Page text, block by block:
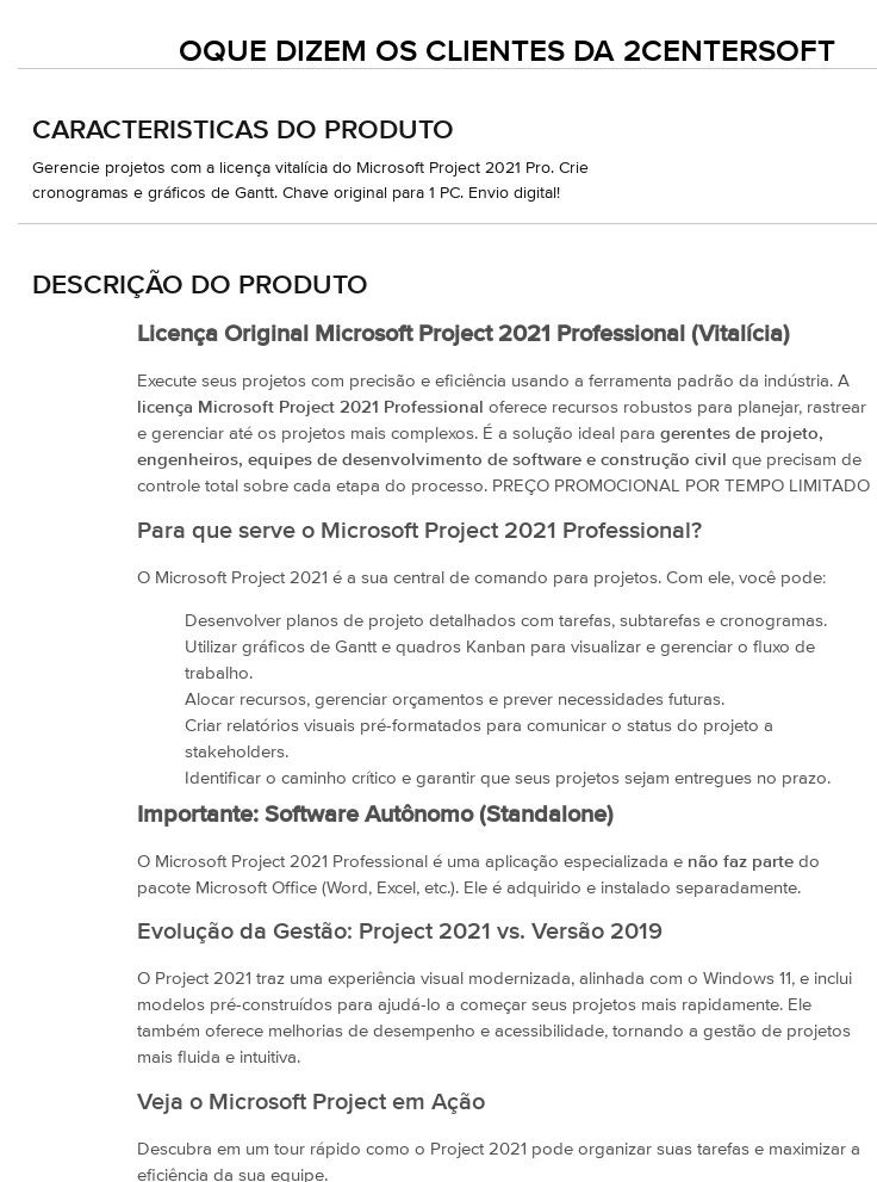
OQUE DIZEM OS CLIENTES DA 2CENTERSOFT
CARACTERISTICAS DO PRODUTO
Gerencie projetos com a licença vitalícia do Microsoft Project 2021 Pro. Crie
cronogramas e gráficos de Gantt. Chave original para 1 PC. Envio digital!
DESCRIÇÃO DO PRODUTO
Licença Original Microsoft Project 2021 Professional (Vitalícia)
Execute seus projetos com precisão e eficiência usando a ferramenta padrão da indústria. A
licença Microsoft Project 2021 Professional oferece recursos robustos para planejar, rastrear
e gerenciar até os projetos mais complexos. É a solução ideal para gerentes de projeto,
engenheiros, equipes de desenvolvimento de software e construção civil que precisam de
controle total sobre cada etapa do processo. PREÇO PROMOCIONAL POR TEMPO LIMITADO
Para que serve o Microsoft Project 2021 Professional?
O Microsoft Project 2021 é a sua central de comando para projetos. Com ele, você pode:
Desenvolver planos de projeto detalhados com tarefas, subtarefas e cronogramas.
Utilizar gráficos de Gantt e quadros Kanban para visualizar e gerenciar o fluxo de
trabalho.
Alocar recursos, gerenciar orçamentos e prever necessidades futuras.
Criar relatórios visuais pré-formatados para comunicar o status do projeto a
stakeholders.
Identificar o caminho crítico e garantir que seus projetos sejam entregues no prazo.
Importante: Software Autônomo (Standalone)
O Microsoft Project 2021 Professional é uma aplicação especializada e não faz parte do
pacote Microsoft Office (Word, Excel, etc.). Ele é adquirido e instalado separadamente.
Evolução da Gestão: Project 2021 vs. Versão 2019
O Project 2021 traz uma experiência visual modernizada, alinhada com o Windows 11, e inclui
modelos pré-construídos para ajudá-lo a começar seus projetos mais rapidamente. Ele
também oferece melhorias de desempenho e acessibilidade, tornando a gestão de projetos
mais fluida e intuitiva.
Veja o Microsoft Project em Ação
Descubra em um tour rápido como o Project 2021 pode organizar suas tarefas e maximizar a
eficiência da sua equipe.